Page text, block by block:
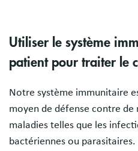
Utiliser le système
patient pour traiter le
Notre système immunitaire
moyen de défense contre de
maladies telles que les
bactériennes ou